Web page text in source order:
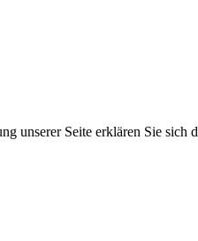
unserer Seite erklären Sie sich